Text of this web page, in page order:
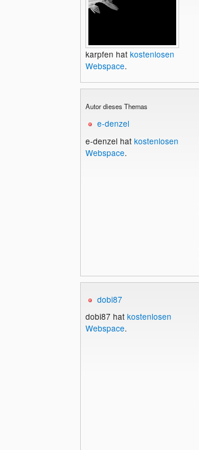
karpfen hat kostenlosen
Webspace.
Autor dieses Themas
e-denzel
e-denzel hat kostenlosen
Webspace.
dobi87
dobi87 hat kostenlosen
Webspace.